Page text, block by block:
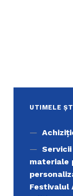
UTIMELE
materiale
Festivalul